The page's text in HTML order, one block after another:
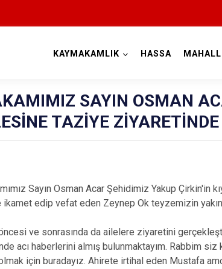
KAYMAKAMLIK HASSA
SAYIN OSMAN
TAZİYE
Sayın Osman Acar Şehidimiz Yakup Çirkin'in
edip vefat eden Zeynep Ok teyzemizin
ve sonrasında da ailelere ziyaretini
acı haberlerini almış bulunmaktayım. Rabbim
için buradayız. Ahirete irtihal eden Mustafa